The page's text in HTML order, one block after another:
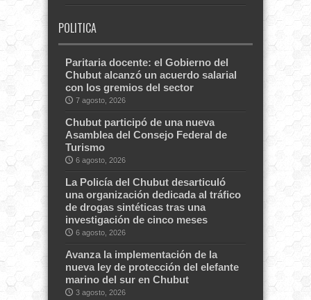
POLITICA
Paritaria docente: el Gobierno del
Chubut alcanzó un acuerdo salarial
con los gremios del sector
7 agosto, 2026
Chubut participó de una nueva
Asamblea del Consejo Federal de
Turismo
6 agosto, 2026
La Policía del Chubut desarticuló
una organización dedicada al tráfico
de drogas sintéticas tras una
investigación de cinco meses
6 agosto, 2026
Avanza la implementación de la
nueva ley de protección del elefante
marino del sur en Chubut
3 agosto, 2026